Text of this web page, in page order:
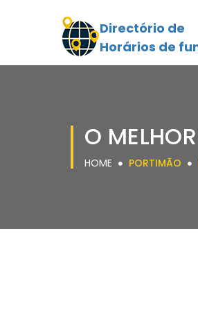
Directório de
Horários de
O
HOME PORTIMÃO